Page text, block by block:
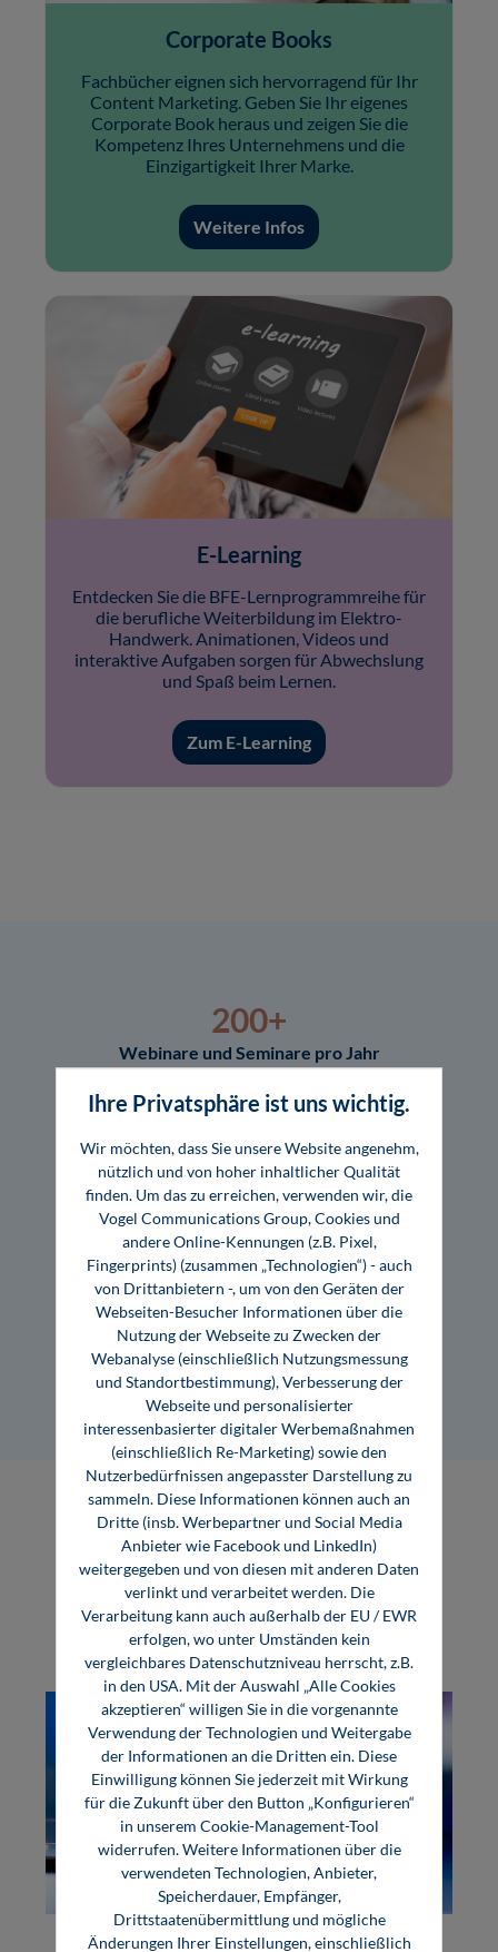
Corporate Books
Fachbücher eignen sich hervorragend für Ihr
Content Marketing. Geben Sie Ihr eigenes
Corporate Book heraus und zeigen Sie die
Kompetenz Ihres Unternehmens und die
Einzigartigkeit Ihrer Marke.
Weitere Infos
E-Learning
Entdecken Sie die BFE-Lernprogrammreihe für
die berufliche Weiterbildung im Elektro-
Handwerk. Animationen, Videos und
interaktive Aufgaben sorgen für Abwechslung
und Spaß beim Lernen.
Zum E-Learning
200+
Webinare und Seminare pro Jahr
Referent:innen aus 14 Branchen
200+
Fachbücher und E-Books
350+
Autor:innen aus Wissenschaft ­ und Praxis
Themen
Maschinenbau
Grundlagen
Ihre Privatsphäre ist uns wichtig.
Wir möchten, dass Sie unsere Website angenehm,
nützlich und von hoher inhaltlicher Qualität
finden. Um das zu erreichen, verwenden wir, die
Vogel Communications Group, Cookies und
andere Online-Kennungen (z.B. Pixel,
Fingerprints) (zusammen „Technologien“) - auch
von Drittanbietern -, um von den Geräten der
Webseiten-Besucher Informationen über die
Nutzung der Webseite zu Zwecken der
Webanalyse (einschließlich Nutzungsmessung
und Standortbestimmung), Verbesserung der
Webseite und personalisierter
interessenbasierter digitaler Werbemaßnahmen
(einschließlich Re-Marketing) sowie den
Nutzerbedürfnissen angepasster Darstellung zu
sammeln. Diese Informationen können auch an
Dritte (insb. Werbepartner und Social Media
Anbieter wie Facebook und LinkedIn)
weitergegeben und von diesen mit anderen Daten
verlinkt und verarbeitet werden. Die
Verarbeitung kann auch außerhalb der EU / EWR
erfolgen, wo unter Umständen kein
vergleichbares Datenschutzniveau herrscht, z.B.
in den USA. Mit der Auswahl „Alle Cookies
akzeptieren“ willigen Sie in die vorgenannte
Verwendung der Technologien und Weitergabe
der Informationen an die Dritten ein. Diese
Einwilligung können Sie jederzeit mit Wirkung
für die Zukunft über den Button „Konfigurieren“
in unserem Cookie-Management-Tool
widerrufen. Weitere Informationen über die
verwendeten Technologien, Anbieter,
Speicherdauer, Empfänger,
Drittstaatenübermittlung und mögliche
Änderungen Ihrer Einstellungen, einschließlich